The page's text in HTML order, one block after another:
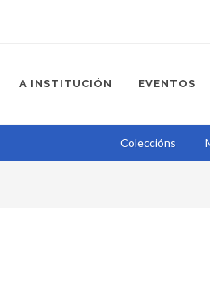
A INSTITUCIÓN EVENTOS
Coleccións